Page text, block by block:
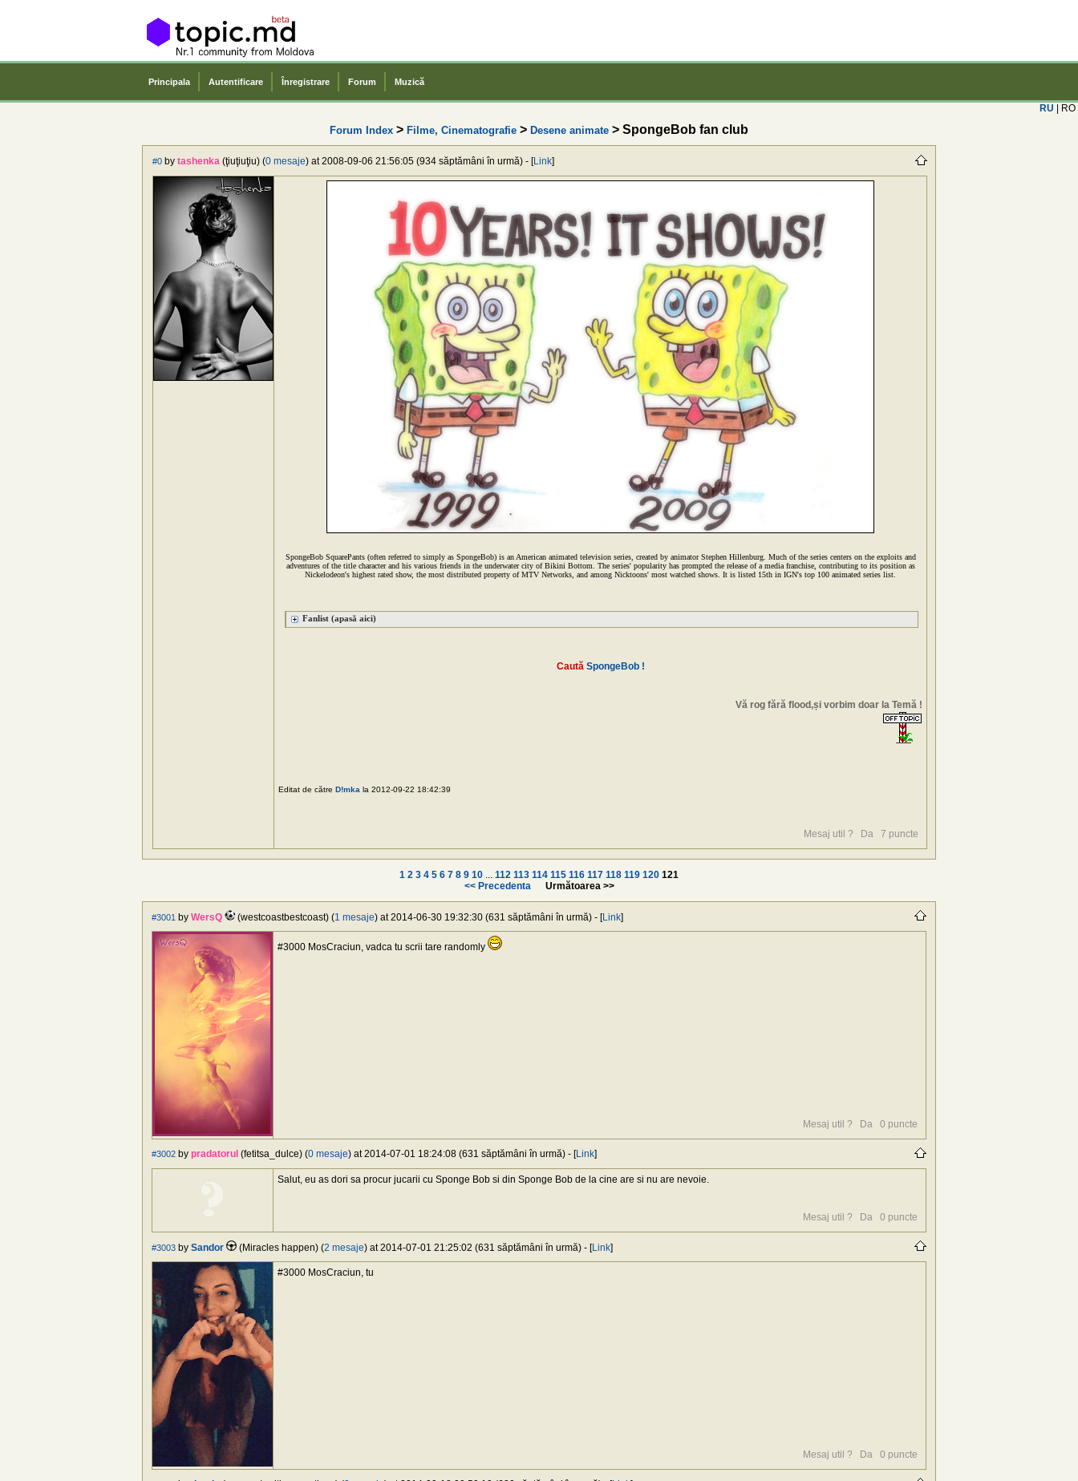
Principala Autentificare Înregistrare Forum Muzică
RU | RO
Forum Index > Filme, Cinematografie > Desene animate > SpongeBob fan club
#0 by tashenka (ţiuţiuţiu) (0 mesaje) at 2008-09-06 21:56:05 (934 săptămâni în urmă) - [Link]
SpongeBob SquarePants (often referred to simply as SpongeBob) is an American animated television series, created by animator Stephen Hillenburg. Much of the series centers on the exploits and
adventures of the title character and his various friends in the underwater city of Bikini Bottom. The series' popularity has prompted the release of a media franchise, contributing to its position as
Nickelodeon's highest rated show, the most distributed property of MTV Networks, and among Nicktoons' most watched shows. It is listed 15th in IGN's top 100 animated series list.
Fanlist (apasă aici)
Caută SpongeBob !
Vă rog fără flood,și vorbim doar la Temă !
Editat de către D!mka la 2012-09-22 18:42:39
Mesaj util ? Da 7 puncte
1 2 3 4 5 6 7 8 9 10 ... 112 113 114 115 116 117 118 119 120 121
<< Precedenta
Următoarea >>
#3001 by WersQ (westcoastbestcoast) (1 mesaje) at 2014-06-30 19:32:30 (631 săptămâni în urmă) - [Link]
#3000 MosCraciun, vadca tu scrii tare randomly
Mesaj util ? Da 0 puncte
#3002 by pradatorul (fetitsa_dulce) (0 mesaje) at 2014-07-01 18:24:08 (631 săptămâni în urmă) - [Link]
Salut, eu as dori sa procur jucarii cu Sponge Bob si din Sponge Bob de la cine are si nu are nevoie.
Mesaj util ? Da 0 puncte
#3003 by Sandor (Miracles happen) (2 mesaje) at 2014-07-01 21:25:02 (631 săptămâni în urmă) - [Link]
#3000 MosCraciun, tu
Mesaj util ? Da 0 puncte